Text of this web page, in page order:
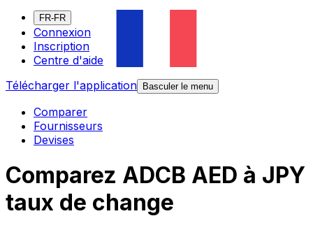
FR-FR
Connexion
Inscription
Centre d'aide
Télécharger l'application
Basculer le menu
Comparer
Fournisseurs
Devises
Comparez ADCB AED à JPY
taux de change